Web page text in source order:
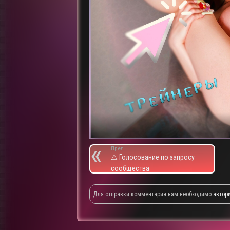
Пред.
⚠️ Голосование по запросу
сообщества
Для отправки комментария вам необходимо